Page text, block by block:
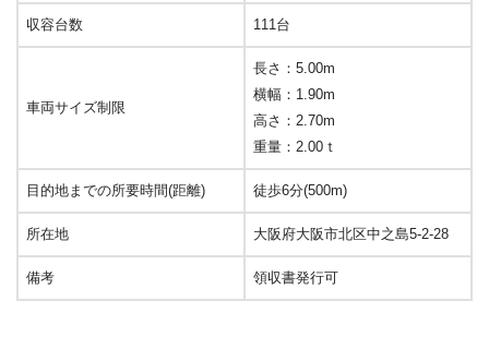
収容台数 111台
車両サイズ制限
長さ：5.00m
横幅：1.90m
高さ：2.70m
重量：2.00ｔ
目的地までの所要時間(距離) 徒歩6分(500m)
所在地 大阪府大阪市北区中之島5-2-28
備考 領収書発行可